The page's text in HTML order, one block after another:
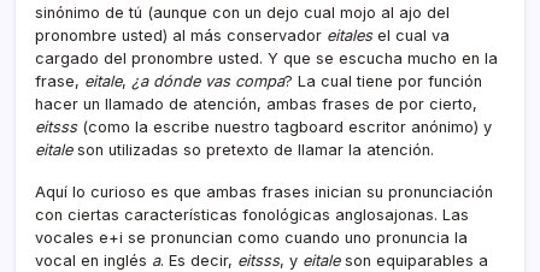
sinónimo de tú (aunque con un dejo cual mojo al ajo del
pronombre usted) al más conservador eitalesel cual va
cargado del pronombre usted. Y que se escucha mucho en la
frase, eitale, ¿a dónde vas compa? La cual tiene por función
hacer un llamado de atención, ambas frases de por cierto,
eitsss(como la escribe nuestro tagboard escritor anónimo) y
eitaleson utilizadas so pretexto de llamar la atención.
Aquí­ lo curioso es que ambas frases inician su pronunciación
con ciertas caracterí­sticas fonológicas anglosajonas. Las
vocales e+i se pronuncian como cuando uno pronuncia la
vocal en inglés a. Es decir, eitsss, y eitaleson equiparables a